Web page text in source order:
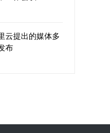
云提出的媒体多
布